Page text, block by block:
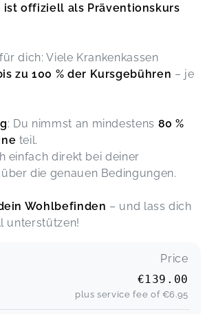
ist offiziell als Präventionskurs
dich: Viele Krankenkassen
zu 100 % der Kursgebühren – je
: Du nimmst an mindestens 80 %
teil.
einfach direkt bei deiner
die genauen Bedingungen.
Wohlbefinden – und lass dich
unterstützen!
Price
€139.00
plus service fee of €6.95